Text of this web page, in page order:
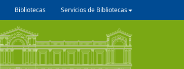
Bibliotecas Servicios de Bibliotecas